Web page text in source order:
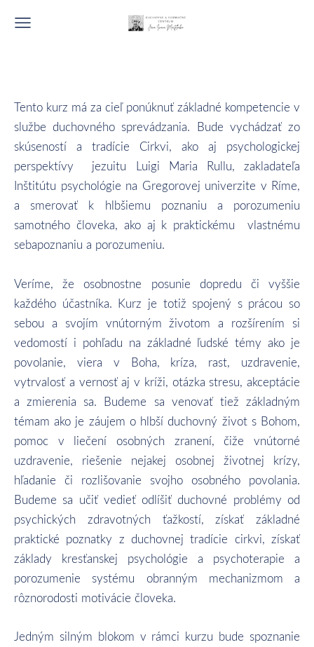
Tento kurz má za cieľ ponúknuť základné kompetencie v
službe duchovného sprevádzania. Bude vychádzať zo
skúseností a tradície Cirkvi, ako aj psychologickej
perspektívy jezuitu Luigi Maria Rullu, zakladateľa
Inštitútu psychológie na Gregorovej univerzite v Ríme,
a smerovať k hlbšiemu poznaniu a porozumeniu
samotného človeka, ako aj k praktickému vlastnému
sebapoznaniu a porozumeniu.
Veríme, že osobnostne posunie dopredu či vyššie
každého účastníka. Kurz je totiž spojený s prácou so
sebou a svojím vnútorným životom a rozšírením si
vedomostí i pohľadu na základné ľudské témy ako je
povolanie, viera v Boha, kríza, rast, uzdravenie,
vytrvalosť a vernosť aj v kríži, otázka stresu, akceptácie
a zmierenia sa. Budeme sa venovať tiež základným
témam ako je záujem o hlbší duchovný život s Bohom,
pomoc v liečení osobných zranení, čiže vnútorné
uzdravenie, riešenie nejakej osobnej životnej krízy,
hľadanie či rozlišovanie svojho osobného povolania.
Budeme sa učiť vedieť odlíšiť duchovné problémy od
psychických zdravotných ťažkostí, získať základné
praktické poznatky z duchovnej tradície cirkvi, získať
základy kresťanskej psychológie a psychoterapie a
porozumenie systému obranným mechanizmom a
rôznorodosti motivácie človeka.
Jedným silným blokom v rámci kurzu bude spoznanie